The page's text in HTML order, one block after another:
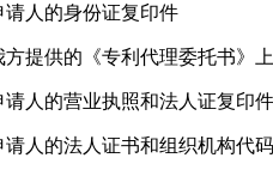
人的身份证复印件
提供的《专利代理委托书》
人的营业执照和法人证复印
人的法人证书和组织机构代